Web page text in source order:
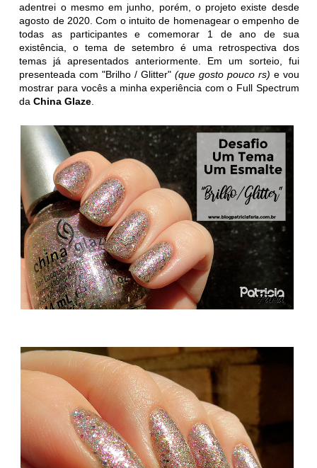
adentrei o mesmo em junho, porém, o projeto existe desde
agosto de 2020. Com o intuito de homenagear o empenho de
todas as participantes e comemorar 1 de ano de sua
existência, o tema de setembro é uma retrospectiva dos
temas já apresentados anteriormente. Em um sorteio, fui
presenteada com "Brilho / Glitter" (que gosto pouco rs) e vou
mostrar para vocês a minha experiência com o Full Spectrum
daChina Glaze